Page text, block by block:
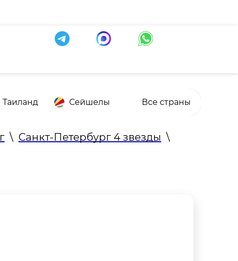
Таиланд Сейшелы Все страны
\ Санкт-Петербург 4 звезды \